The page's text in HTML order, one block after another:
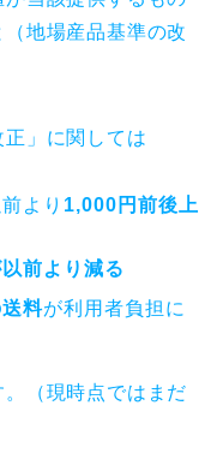
（地場産品基準の改
」に関しては
より 1,000円前後上
前より減る
料が利用者負担に
（現時点ではまだ